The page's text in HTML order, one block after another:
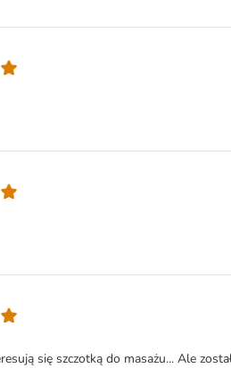
się szczotką do masażu... Ale